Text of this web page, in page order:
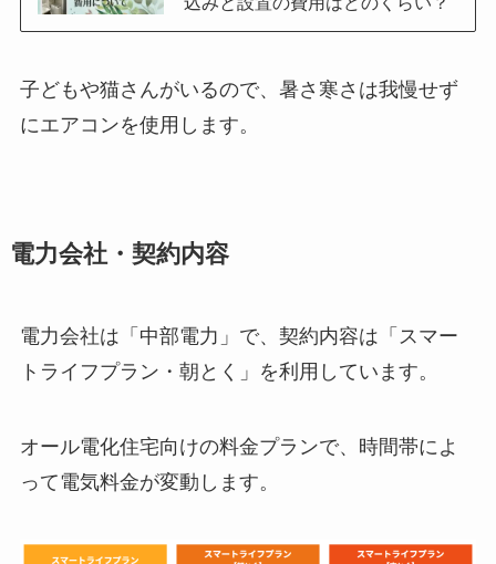
子どもや猫さんがいるので、暑さ寒さは我慢せず
にエアコンを使用します。
電力会社・契約内容
電力会社は「中部電力」で、契約内容は「スマー
トライフプラン・朝とく」を利用しています。
オール電化住宅向けの料金プランで、時間帯によ
って電気料金が変動します。